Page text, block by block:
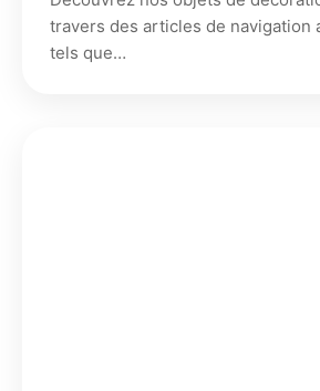
travers des articles de navigation
tels que…